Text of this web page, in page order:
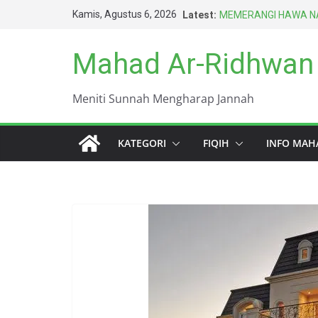
Kamis, Agustus 6, 2026 Latest: MEMERANGI HAWA
TERBAIK UMAT INI
DUNIA INI KOTOR
ISTIMNA DENGAN
Mahad Ar-
Meniti Sunnah Mengharap Jannah
KATEGORI FIQIH INFO